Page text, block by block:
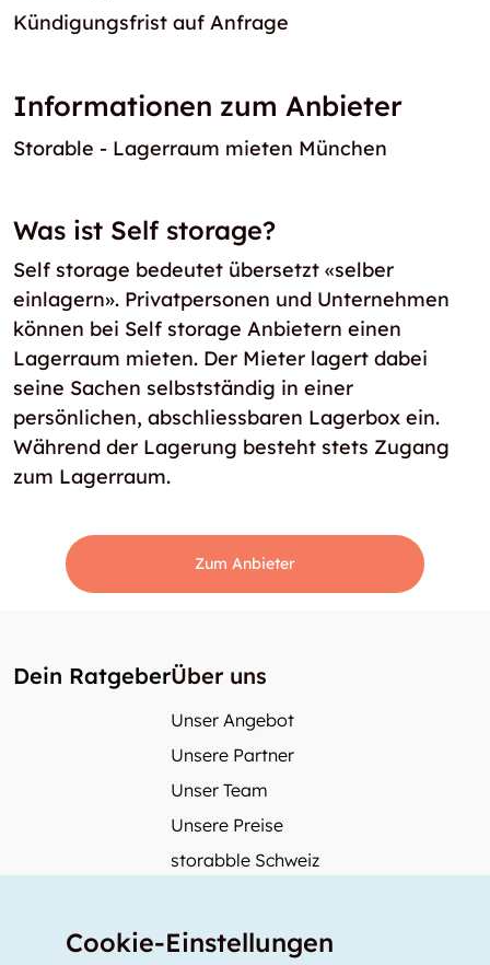
Kündigungsfrist auf Anfrage
Informationen zum Anbieter
Storable - Lagerraum mieten München
Was ist Self storage?
Self storage bedeutet übersetzt «selber
einlagern». Privatpersonen und Unternehmen
können bei Self storage Anbietern einen
Lagerraum mieten. Der Mieter lagert dabei
seine Sachen selbstständig in einer
persönlichen, abschliessbaren Lagerbox ein.
Während der Lagerung besteht stets Zugang
zum Lagerraum.
Zum Anbieter
Dein RatgeberÜber uns
Unser Angebot
Unsere Partner
Unser Team
Unsere Preise
storabble Schweiz
Mehr über storabble
Cookie-Einstellungen